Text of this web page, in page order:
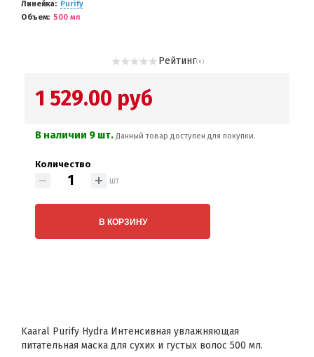
Линейка
Purify
Объем
500 мл
Рейтинг( 0 )
1 529.00 руб
В наличии 9 шт. Данный товар доступен для покупки.
Количество
шт
В КОРЗИНУ
Kaaral Purify Hydra Интенсивная увлажняющая
питательная маска для сухих и густых волос 500 мл.